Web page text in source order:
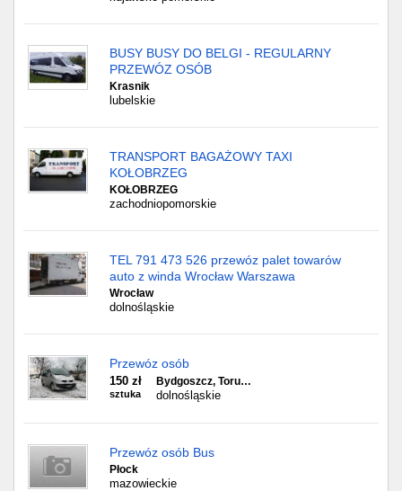
BUSY BUSY DO BELGI - REGULARNY
PRZEWÓZ OSÓB
Krasnik
lubelskie
TRANSPORT BAGAŻOWY TAXI
KOŁOBRZEG
KOŁOBRZEG
zachodniopomorskie
TEL 791 473 526 przewóz palet towarów
auto z winda Wrocław Warszawa
Wrocław
dolnośląskie
Przewóz osób
150 zł
sztuka
Bydgoszcz, Toru…
dolnośląskie
Przewóz osób Bus
Płock
mazowieckie